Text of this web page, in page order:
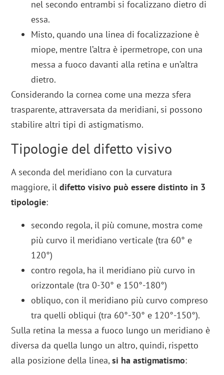
nel secondo entrambi si focalizzano dietro di
essa.
Misto, quando una linea di focalizzazione è
miope, mentre l’altra è ipermetrope, con una
messa a fuoco davanti alla retina e un’altra
dietro.
Considerando la cornea come una mezza sfera
trasparente, attraversata da meridiani, si possono
stabilire altri tipi di astigmatismo.
Tipologie del difetto visivo
A seconda del meridiano con la curvatura
maggiore, ildifetto visivo può essere distinto in 3
tipologie:
secondo regola, il più comune, mostra come
più curvo il meridiano verticale (tra 60° e
120°)
contro regola, ha il meridiano più curvo in
orizzontale (tra 0-30° e 150°-180°)
obliquo, con il meridiano più curvo compreso
tra quelli obliqui (tra 60°-30° e 120°-150°).
Sulla retina la messa a fuoco lungo un meridiano è
diversa da quella lungo un altro, quindi, rispetto
alla posizione della linea,si ha astigmatismo: